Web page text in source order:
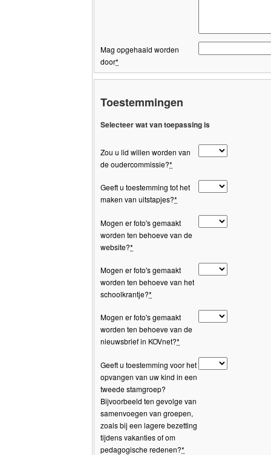
Mag opgehaald worden
door*
Toestemmingen
Selecteer wat van toepassing is
Zou u lid willen worden van
de oudercommissie?*
Geeft u toestemming tot het
maken van uitstapjes?*
Mogen er foto's gemaakt
worden ten behoeve van de
website?*
Mogen er foto's gemaakt
worden ten behoeve van het
schoolkrantje?*
Mogen er foto's gemaakt
worden ten behoeve van de
nieuwsbrief in KOVnet?*
Geeft u toestemming voor het
opvangen van uw kind in een
tweede stamgroep?
Bijvoorbeeld ten gevolge van
samenvoegen van groepen,
zoals bij een lagere bezetting
tijdens vakanties of om
pedagogische redenen?*